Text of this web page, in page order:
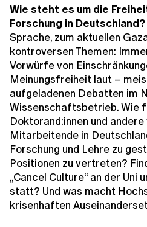
Wie steht es um die
Forschung in Deutschland?
Sprache, zum aktuellen
kontroversen Themen:
Vorwürfe von
Meinungsfreiheit laut –
aufgeladenen Debatten im
Wissenschaftsbetrieb. Wie
Doktorand:innen und
Mitarbeitende in
Forschung und Lehre zu
Positionen zu vertreten?
„Cancel Culture“ an der Uni
statt? Und was macht
krisenhaften